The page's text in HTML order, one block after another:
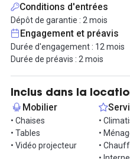
Intégré à un espace de
offre un cadre propice à la
un environnement dynamique et
connexion Internet fibre
performant. La climatisation et
optimal en toute saison.
7 jours sur 7 grâce à un
Les occupants peuvent
communs, comprenant une
terrasse agréable et un coin
Conditions d'entrées
Dépôt de garantie : 2 mois
Engagement et préavis
Durée d'engagement : 12 mois
Durée de préavis : 2 mois
Inclus dans la
Mobilier
• Chaises
• Tables
• Vidéo projecteur
•
•
•